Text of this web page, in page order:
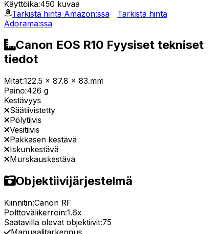
Käyttöikä:450 kuvaa
Tarkista hinta Amazon:ssa
Tarkista hinta
Adorama:ssa
Canon EOS R10 Fyysiset tekniset
tiedot
Mitat:122.5 x 87.8 x 83.mm
Paino:426 g
Kestävyys
Säätiivistetty
Pölytiivis
Vesitiivis
Pakkasen kestävä
Iskunkestävä
Murskauskestävä
Objektiivijärjestelmä
Kiinnitin:Canon RF
Polttovälikerroin:1.6x
Saatavilla olevat objektiivit:75